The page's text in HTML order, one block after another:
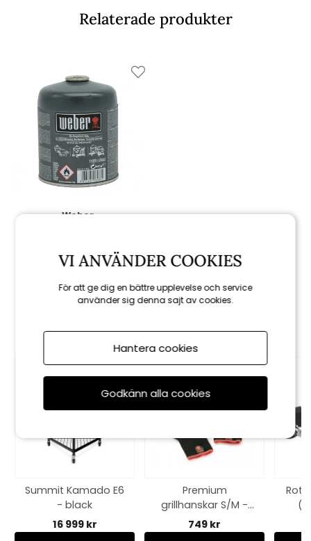
Relaterade produkter
Weber
159 kr
Summit Kamado E6
- black
16 999 kr
Premium
grillhanskar S/M -
black/red
749 kr
VI ANVÄNDER COOKIES
För att ge dig en bättre upplevelse och service
använder sig denna sajt av cookies.
Hantera cookies
Godkänn alla cookies